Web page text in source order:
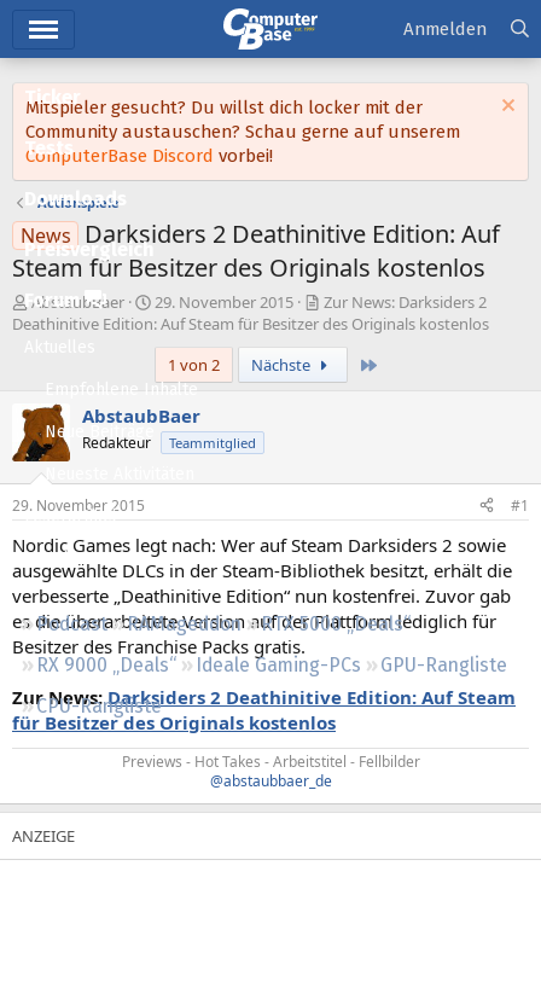
Ticker
Tests
Downloads
Preisvergleich
Forum
Empfohlene Inhalte
Neue Beiträge
Neueste Aktivitäten
Leserartikel
Regeln
Podcast RAMageddon
RTX 5000 „Deals“
RX 9000 „Deals“
Ideale Gaming-PCs
GPU-Rangliste
CPU-Rangliste
Anmelden
Mitspieler gesucht? Du willst dich locker mit der
Community austauschen? Schau gerne auf unserem
ComputerBase Discord vorbei!
Actionspiele
News
Darksiders 2 Deathinitive Edition: Auf
Steam für Besitzer des Originals kostenlos
E
r
l
l
e
r
AbstaubBaer
E
r
s
e
l
29. November 2015
Zur News: Darksiders 2
Deathinitive Edition: Auf Steam für Besitzer des Originals kostenlos
1 von 2
Nächste
AbstaubBaer
Redakteur Teammitglied
29. November 2015 #1
Nordic Games legt nach: Wer auf Steam Darksiders 2 sowie
ausgewählte DLCs in der Steam-Bibliothek besitzt, erhält die
verbesserte „Deathinitive Edition“ nun kostenfrei. Zuvor gab
es die überarbeitete Version auf der Plattform lediglich für
Besitzer des Franchise Packs gratis.
Zur News:Darksiders 2 Deathinitive Edition: Auf Steam
für Besitzer des Originals kostenlos
Previews - Hot Takes - Arbeitstitel - Fellbilder
@abstaubbaer_de